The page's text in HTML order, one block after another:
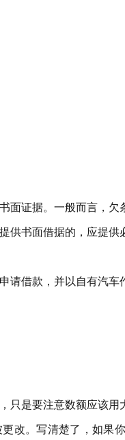
面证据。一般而言，
供书面借据的，应提
请借款，并以自有汽
只是要注意数额应该
更改。写清楚了，如果